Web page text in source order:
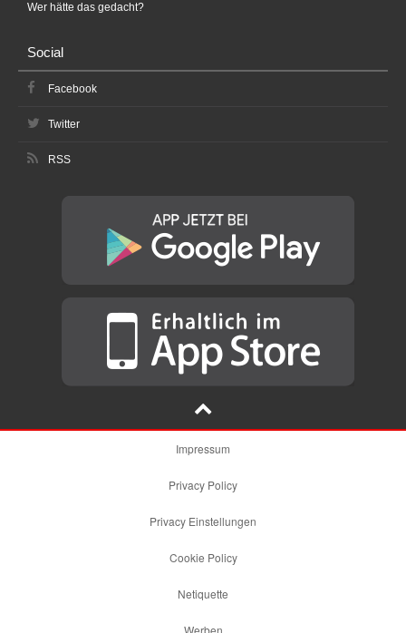
Wer hätte das gedacht?
Social
Facebook
Twitter
RSS
Impressum
Privacy Policy
Privacy Einstellungen
Cookie Policy
Netiquette
Werben